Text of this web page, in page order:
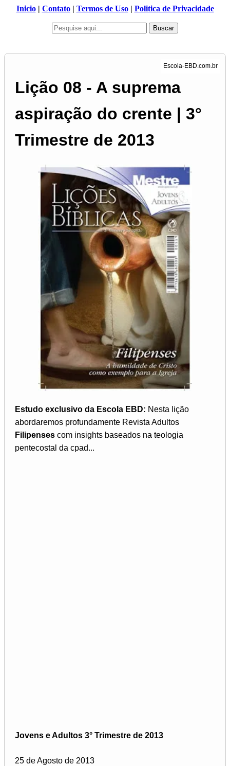
Inicio| Contato| Termos de Uso| Politica de Privacidade
Buscar
Lição 08 - A suprema
aspiração do crente | 3°
Trimestre de 2013
Estudo exclusivo da Escola EBD: Nesta lição
abordaremos profundamente Revista Adultos
Filipenses com insights baseados na teologia
pentecostal da cpad...
Jovens e Adultos 3° Trimestre de 2013
25 de Agosto de 2013